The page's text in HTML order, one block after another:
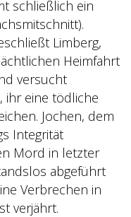
schließlich ein
Limberg,
Heimfahrt
versucht
ihr eine tödliche
Jochen, dem
Integrität
Mord in letzter
abgeführt
Verbrechen in
verjährt.